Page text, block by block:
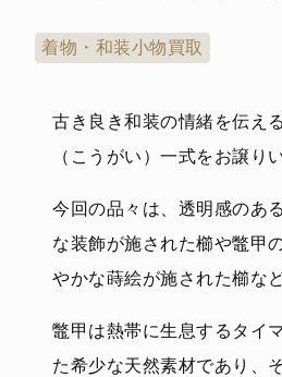
着物・和装小物買取
古き良き和装の情緒を伝え
（こうがい）一式をお譲り
今回の品々は、透明感のあ
な装飾が施された櫛や鼈甲
やかな蒔絵が施された櫛な
鼈甲は熱帯に生息するタイ
た希少な天然素材であり、